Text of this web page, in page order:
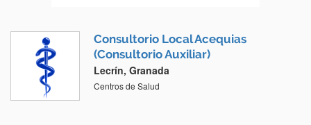
Consultorio Local Acequias
(Consultorio Auxiliar)
Lecrín, Granada
Centros de Salud